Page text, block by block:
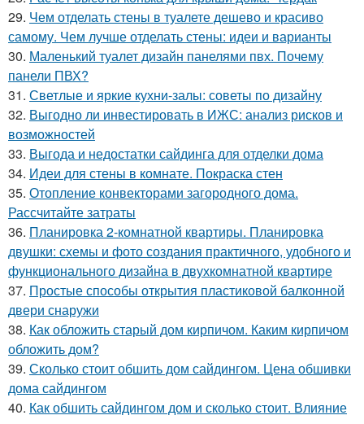
29. Чем отделать стены в туалете дешево и красиво
самому. Чем лучше отделать стены: идеи и варианты
30. Маленький туалет дизайн панелями пвх. Почему
панели ПВХ?
31. Светлые и яркие кухни-залы: советы по дизайну
32. Выгодно ли инвестировать в ИЖС: анализ рисков и
возможностей
33. Выгода и недостатки сайдинга для отделки дома
34. Идеи для стены в комнате. Покраска стен
35. Отопление конвекторами загородного дома.
Рассчитайте затраты
36. Планировка 2-комнатной квартиры. Планировка
двушки: схемы и фото создания практичного, удобного и
функционального дизайна в двухкомнатной квартире
37. Простые способы открытия пластиковой балконной
двери снаружи
38. Как обложить старый дом кирпичом. Каким кирпичом
обложить дом?
39. Сколько стоит обшить дом сайдингом. Цена обшивки
дома сайдингом
40. Как обшить сайдингом дом и сколько стоит. Влияние